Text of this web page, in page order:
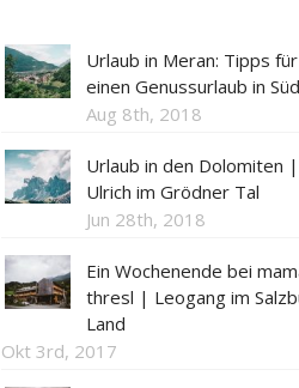
Urlaub in Meran: Tipps für
einen Genussurlaub in
Aug 8th, 2018
Urlaub in den Dolomiten
Ulrich im Grödner Tal
Jun 28th, 2018
Ein Wochenende bei
thresl | Leogang im
Land
Okt 3rd, 2017